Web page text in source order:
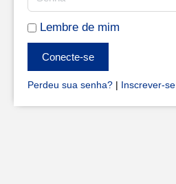
Lembre de mim
Alternative:
Conecte-se
Perdeu sua senha? | Inscrever-se